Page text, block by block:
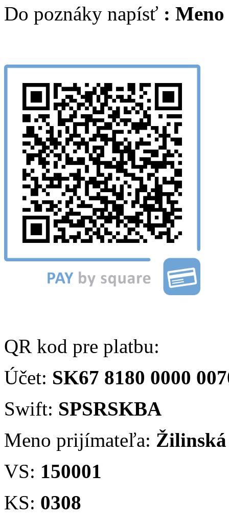
Do poznáky napísť :
QR kod pre platbu:
Účet: SK67 8180 0000
Swift: SPSRSKBA
Meno prijímateľa:
VS: 150001
KS: 0308